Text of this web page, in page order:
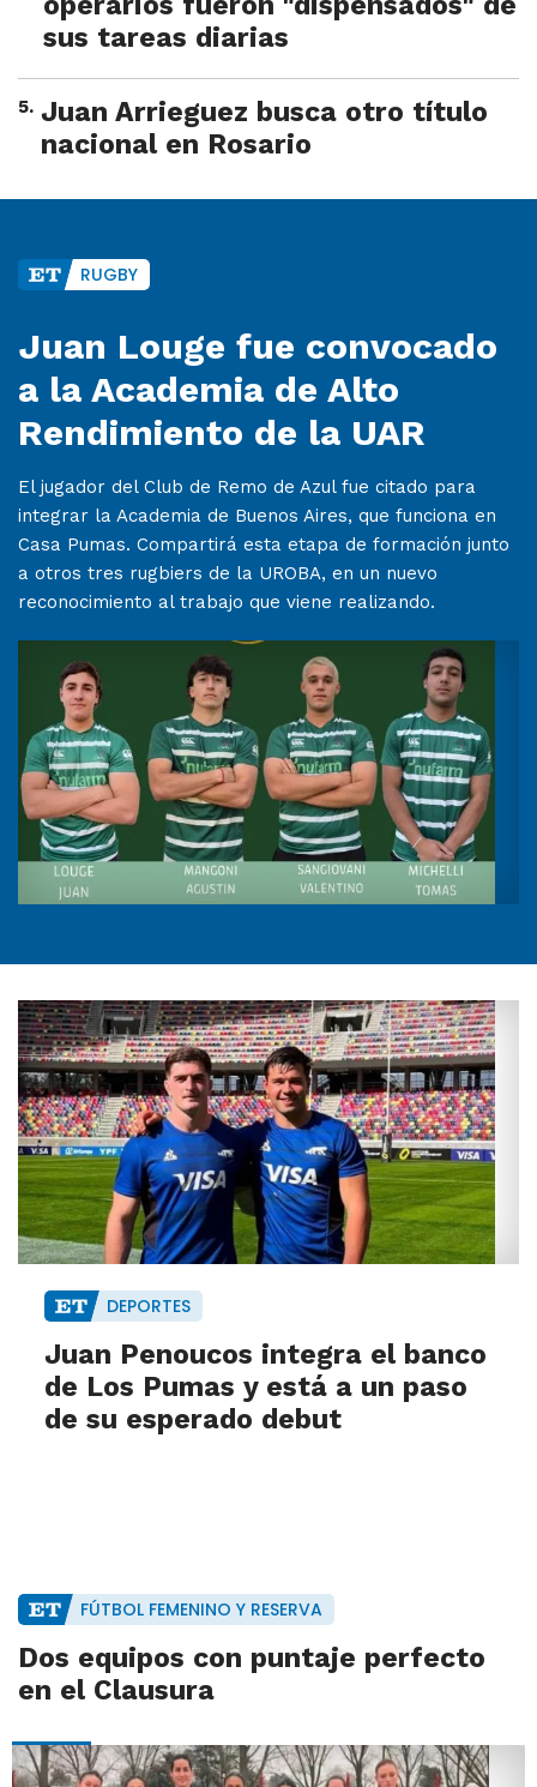
sus tareas diarias
5. Juan Arrieguez busca otro título
nacional en Rosario
RUGBY
Juan Louge fue convocado
a la Academia de Alto
Rendimiento de la UAR
El jugador del Club de Remo de Azul fue citado para
integrar la Academia de Buenos Aires, que funciona en
Casa Pumas. Compartirá esta etapa de formación junto
a otros tres rugbiers de la UROBA, en un nuevo
reconocimiento al trabajo que viene realizando.
DEPORTES
Juan Penoucos integra el banco
de Los Pumas y está a un paso
de su esperado debut
FÚTBOL FEMENINO Y RESERVA
Dos equipos con puntaje perfecto
en el Clausura